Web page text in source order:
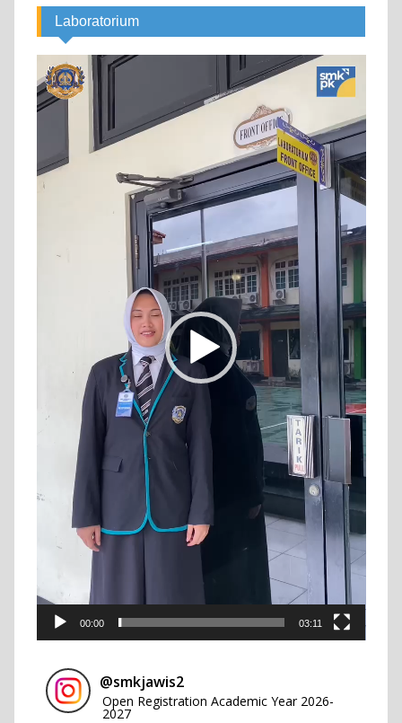
Laboratorium
Video
Player
00:00 03:11
@smkjawis2
Open Registration Academic Year 2026-
2027